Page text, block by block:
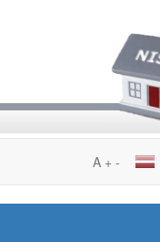
A + -